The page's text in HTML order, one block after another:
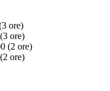
ore)
ore)
(2 ore)
ore)